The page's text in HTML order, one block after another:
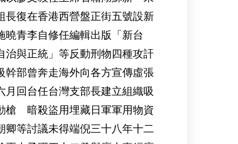
復在香港西營盤正街五號設新
曉青李自修任編輯出版「新台
治與正統」等反動刑物四種攻訐
幹部曾奔走海外向各方宣傳虛張
回台任台灣支部長建立組織吸
槍 暗殺盜用埋藏日軍軍用物資
卿等討議未得端倪三十八年十二